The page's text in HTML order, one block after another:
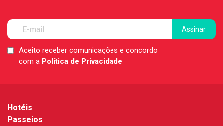
LGPDAceito receber comunicações e concordo
com a Política de Privacidade
Hotéis
Passeios